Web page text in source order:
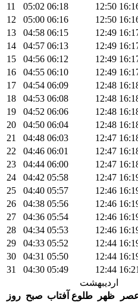
11
05:02 06:18 12:50
12
05:00 06:16 12:50
13
04:58 06:15 12:49
14
04:57 06:13 12:49
15
04:56 06:12 12:49
16
04:55 06:10 12:49
17
04:54 06:09 12:48
18
04:53 06:08 12:48
19
04:52 06:06 12:48
20
04:50 06:04 12:48
21
04:48 06:03 12:47
22
04:46 06:01 12:47
23
04:44 06:00 12:47
24
04:42 05:58 12:47
25
04:40 05:57 12:46
26
04:38 05:56 12:46
27
04:36 05:54 12:46
28
04:34 05:53 12:46
29
04:33 05:52 12:44
30
04:31 05:50 12:44
31
04:30 05:49 12:44 16:21
اردیبهشت
روز صبح طلوع آفتاب ظهر